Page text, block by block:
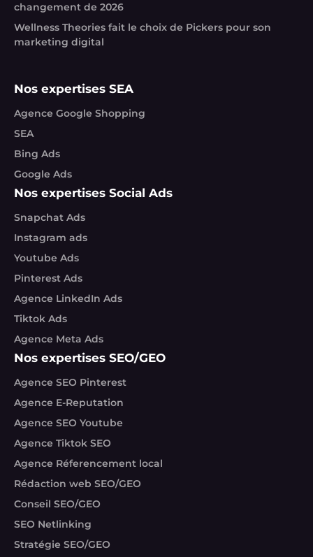
changement de 2026
Wellness Theories fait le choix de Pickers pour son
marketing digital
Nos expertises SEA
Agence Google Shopping
SEA
Bing Ads
Google Ads
Nos expertises Social Ads
Snapchat Ads
Instagram ads
Youtube Ads
Pinterest Ads
Agence LinkedIn Ads
Tiktok Ads
Agence Meta Ads
Nos expertises SEO/GEO
Agence SEO Pinterest
Agence E-Reputation
Agence SEO Youtube
Agence Tiktok SEO
Agence Réferencement local
Rédaction web SEO/GEO
Conseil SEO/GEO
SEO Netlinking
Stratégie SEO/GEO